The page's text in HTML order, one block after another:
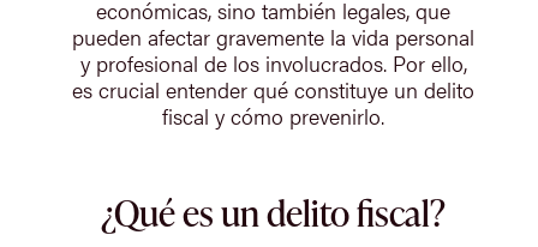
económicas, sino también legales, que
pueden afectar gravemente la vida personal
y profesional de los involucrados. Por ello,
es crucial entender qué constituye un delito
fiscal y cómo prevenirlo.
¿Qué es un delito fiscal?